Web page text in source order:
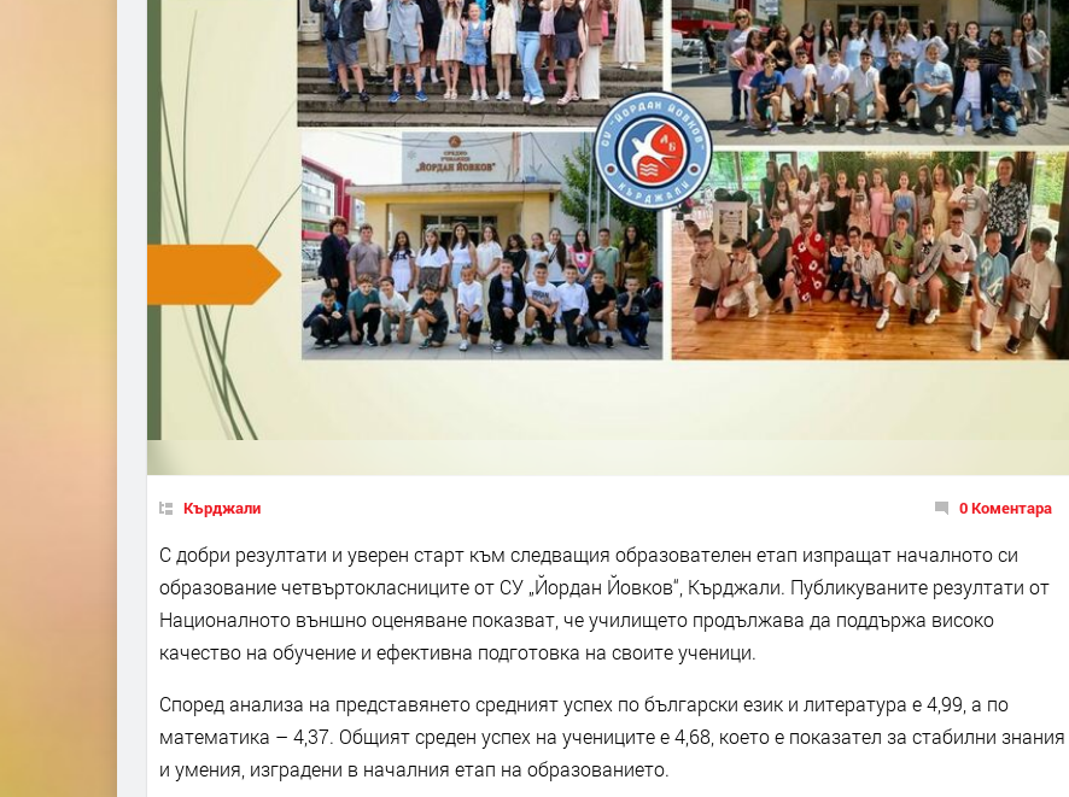
Кърджали 0 Коментара
С добри резултати и уверен старт към следващия образователен етап изпращат началното си
образование четвъртокласниците от СУ „Йордан Йовков“, Кърджали. Публикуваните резултати от
Националното външно оценяване показват, че училището продължава да поддържа високо
качество на обучение и ефективна подготовка на своите ученици.
Според анализа на представянето средният успех по български език и литература е 4,99, а по
математика – 4,37. Общият среден успех на учениците е 4,68, което е показател за стабилни знания
и умения, изградени в началния етап на образованието.